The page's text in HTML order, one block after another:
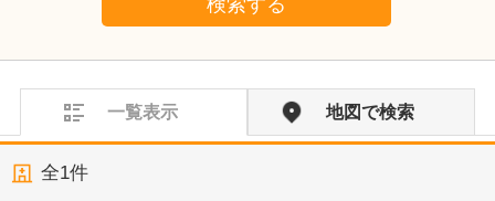
検索する
一覧表示 地図で検索
全1件